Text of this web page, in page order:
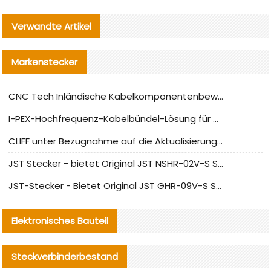
Verwandte Artikel
Markenstecker
CNC Tech Inländische Kabelkomponentenbewertung und Massenproduktionsanpassungsanleitung
I-PEX-Hochfrequenz-Kabelbündel-Lösung für die heimische Produktion analysiert
CLIFF unter Bezugnahme auf die Aktualisierung der chinesischen Stecker-Testnormen
JST Stecker - bietet Original JST NSHR-02V-S Stecker und Ersatzteile an
JST-Stecker - Bietet Original JST GHR-09V-S Stecker und Ersatzteile an
Elektronisches Bauteil
Steckverbinderbestand